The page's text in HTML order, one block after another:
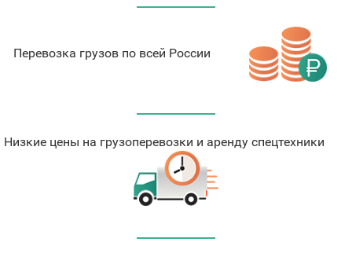
Перевозка грузов по всей России
Низкие цены на грузоперевозки и аренду спецтехники